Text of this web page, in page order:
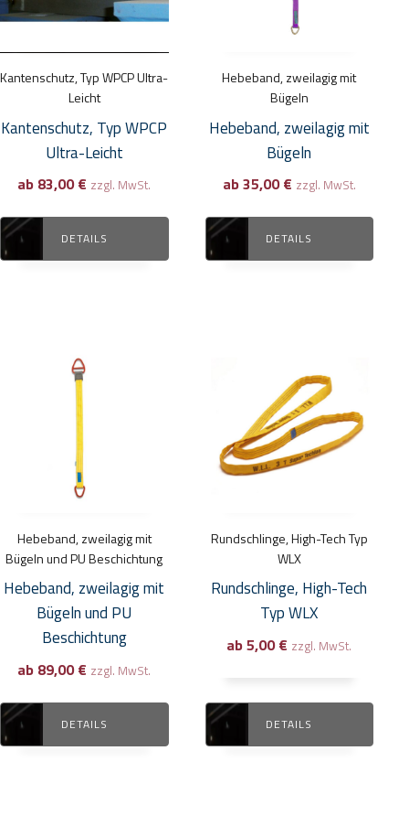
Kantenschutz, Typ WPCP Ultra-
Leicht
Kantenschutz, Typ WPCP
Ultra-Leicht
ab 83,00€ zzgl. MwSt.
DETAILS
auf.
Optionen
auf
der
Produktseite
gewählt
werden
Hebeband, zweilagig mit
Bügeln
Hebeband, zweilagig mit
Bügeln
ab35,00€ zzgl. MwSt.
DETAILS
Optionen
auf
der
Produktseite
gewählt
werden
Hebeband, zweilagig mit
Bügeln und PU Beschichtung
Hebeband, zweilagig mit
Bügeln und PU
Beschichtung
ab 89,00€ zzgl. MwSt.
DETAILS
können
auf
Produktseite
werden
Rundschlinge, High-Tech Typ
WLX
Rundschlinge, High-Tech
Typ WLX
ab5,00€ zzgl. MwSt.
DETAILS
mehrere
Varianten
auf.
auf
Produktseite
gewählt